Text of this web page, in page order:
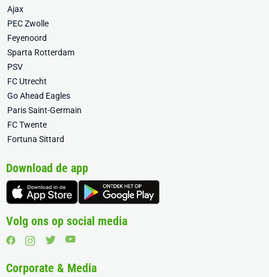
Ajax
PEC Zwolle
Feyenoord
Sparta Rotterdam
PSV
FC Utrecht
Go Ahead Eagles
Paris Saint-Germain
FC Twente
Fortuna Sittard
Download de app
Volg ons op social media
Corporate & Media